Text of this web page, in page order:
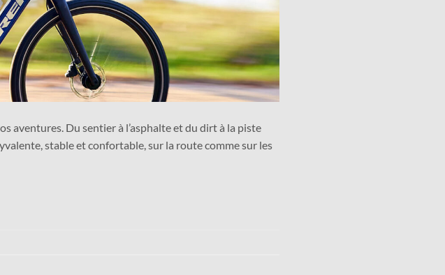
aventures. Du sentier à l’asphalte et du dirt à la piste
stable et confortable, sur la route comme sur les